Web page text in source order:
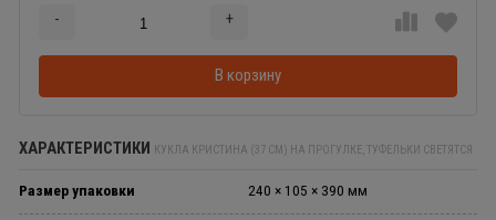
- +
В корзину
ХАРАКТЕРИСТИКИ КУКЛА КРИСТИНА (37 СМ) НА ПРОГУЛКЕ, ТУФЕЛЬКИ СВЕТЯТСЯ
Размер упаковки 240 × 105 × 390 мм